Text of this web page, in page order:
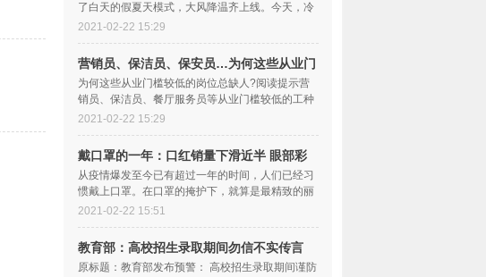
了白天的假夏天模式，大风降温齐上线。今天，冷
空气带来的影响会更加明显，预计白天的最高
2021-02-22 15:29
营销员、保洁员、保安员…为何这些从业门
槛较低的岗位总缺人？
为何这些从业门槛较低的岗位总缺人?阅读提示营
销员、保洁员、餐厅服务员等从业门槛较低的工种
之所以持续招工难，专业人士认为，一方面是受
2021-02-22 15:29
戴口罩的一年：口红销量下滑近半 眼部彩
妆产品卖得好
从疫情爆发至今已有超过一年的时间，人们已经习
惯戴上口罩。在口罩的掩护下，就算是最精致的丽
人们，也减少了使用口红的频率。红星资本局从
2021-02-22 15:51
教育部：高校招生录取期间勿信不实传言
切勿存侥幸心理
原标题：教育部发布预警： 高校招生录取期间谨防